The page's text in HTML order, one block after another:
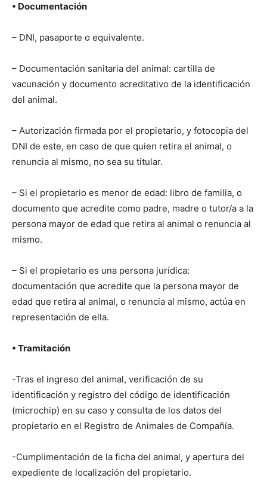
• Documentación
– DNI, pasaporte o equivalente.
– Documentación sanitaria del animal: cartilla de
vacunación y documento acreditativo de la identificación
del animal.
– Autorización firmada por el propietario, y fotocopia del
DNI de este, en caso de que quien retira el animal, o
renuncia al mismo, no sea su titular.
– Si el propietario es menor de edad: libro de familia, o
documento que acredite como padre, madre o tutor/a a la
persona mayor de edad que retira al animal o renuncia al
mismo.
– Si el propietario es una persona jurídica:
documentación que acredite que la persona mayor de
edad que retira al animal, o renuncia al mismo, actúa en
representación de ella.
• Tramitación
-Tras el ingreso del animal, verificación de su
identificación y registro del código de identificación
(microchip) en su caso y consulta de los datos del
propietario en el Registro de Animales de Compañía.
-Cumplimentación de la ficha del animal, y apertura del
expediente de localización del propietario.